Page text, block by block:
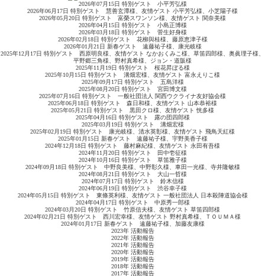
2026年07月15日 特別ゲスト 小平芳弘様
2026年06月17日 特別ゲスト 慧善玄潭様、友情ゲスト 小平芳弘様、小芝陽子様
2026年05月20日 特別ゲスト 富榮スワンソン様、友情ゲスト 関奈美様
2026年04月15日 特別ゲスト 小島正博様
2026年03月18日 特別ゲスト 菅生好身様
2026年02月18日 特別ゲスト 花柳與桂様、藤原恵津子様
2026年01月21日 新春ゲスト 遠藤祐子様、康光岐様
2025年12月17日 特別ゲスト 西原明良様、友情ゲスト なかおくみこ様、草笛四郎様、奥眞理子様、
平野郷三角様、野村真希様、ジョン・道阪様
2025年11月19日 特別ゲスト 桜花昇ぼる様
2025年10月15日 特別ゲスト 溝畑宏様、友情ゲスト 富永えりこ様
2025年09月17日 特別ゲスト 五島洋様
2025年08月20日 特別ゲスト 宮田博文様
2025年07月16日 特別ゲスト 一般社団法人 関西ウクライナ友好協会様
2025年06月18日 特別ゲスト 森日和様、友情ゲスト 山本恭裕様
2025年05月21日 特別ゲスト 黒田クロ様、友情ゲスト 恍多様
2025年04月16日 特別ゲスト 露の団四郎様
2025年03月19日 特別ゲスト 溝畑宏様
2025年02月19日 特別ゲスト 康光岐様、清水英彰様、友情ゲスト 飛鳥天紅様
2025年01月15日 新春ゲスト 遠藤祐子様、宇野美香子様
2024年12月18日 特別ゲスト 藤村麻紀様、友情ゲスト 永田有吾様
2024年11月20日 特別ゲスト 田中壱征様
2024年10月16日 特別ゲスト 草笛雅子様
2024年09月18日 特別ゲスト 中野良美様、中野彰久様、車田一光様、寺井隆敏様
2024年08月21日 特別ゲスト 大山一哲様
2024年07月17日 特別ゲスト 鈴木信様
2024年06月19日 特別ゲスト 渋谷幸子様
2024年05月15日 特別ゲスト 東條英利様、友情ゲスト 一般社団法人 日本殺陣道協会様
2024年04月17日 特別ゲスト 中原秀一郎様
2024年03月20日 特別ゲスト 竹原信夫様、友情ゲスト 草笛四郎様
2024年02月21日 特別ゲスト 西川宏幸様、友情ゲスト 野村真希様、ＴＯＵＭＡ様
2024年01月17日 新春ゲスト 遠藤祐子様、加藤友康様
2023年 活動報告
2022年 活動報告
2021年 活動報告
2020年 活動報告
2019年 活動報告
2018年 活動報告
2017年 活動報告